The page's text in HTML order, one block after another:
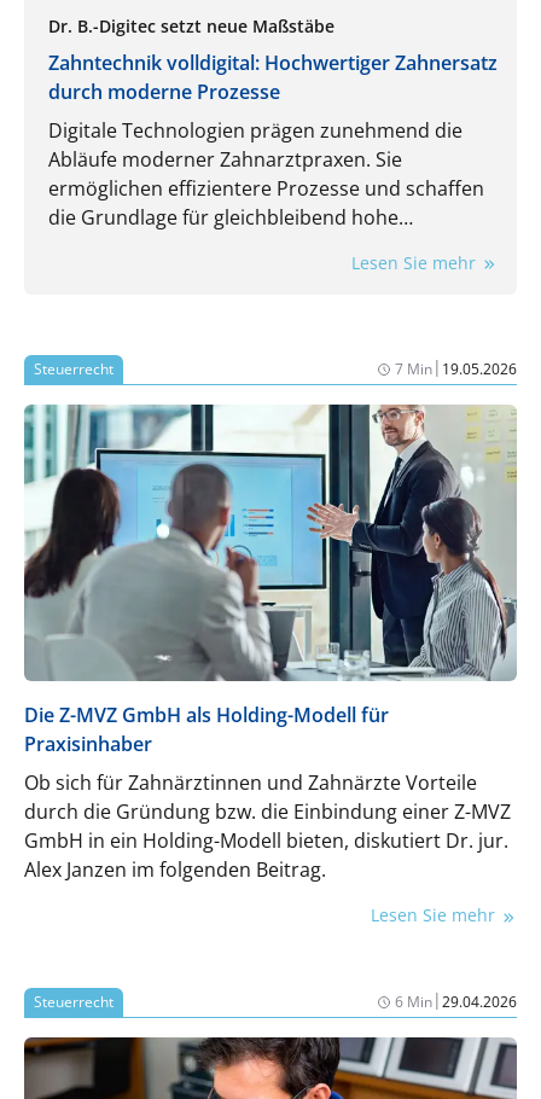
Dr. B.-Digitec setzt neue Maßstäbe
Zahntechnik volldigital: Hochwertiger Zahnersatz
durch moderne Prozesse
Digitale Technologien prägen zunehmend die
Abläufe moderner Zahnarztpraxen. Sie
ermöglichen effizientere Prozesse und schaffen
die Grundlage für gleichbleibend hohe
Zahnersatzlösungen. Von der Datenerfassung
Teleskopversorgungen mit Dr. B.-Digitec als
zuverlässigem Partner künftig vollständig digital
kommuniziert, mittels CAD/CAM und 3D-Druck
nach internationalen Standards gefertigt und
schnell sowie kosteneffizient an die Patient:innen
geliefert. Zahntechnik wird so zu einem digitalen
Ökosystem, das präzise, reproduzierbare und
skalierbare Lösungen effizient und modern
umsetzt.
Lesen Sie mehr
Steuerrecht 7 Min| 19.05.2026
Die Z-MVZ GmbH als Holding-Modell für
Praxisinhaber
Ob sich für Zahnärztinnen und Zahnärzte Vorteile
durch die Gründung bzw. die Einbindung einer Z-MVZ
GmbH in ein Holding-Modell bieten, diskutiert Dr. jur.
Alex Janzen im folgenden Beitrag.
Lesen Sie mehr
Steuerrecht 6 Min|29.04.2026